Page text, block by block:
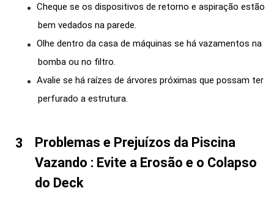
Cheque se os dispositivos de retorno e aspiração estão
bem vedados na parede.
Olhe dentro da casa de máquinas se há vazamentos na
bomba ou no filtro.
Avalie se há raízes de árvores próximas que possam ter
perfurado a estrutura.
Problemas e Prejuízos da Piscina
Vazando : Evite a Erosão e o Colapso
do Deck